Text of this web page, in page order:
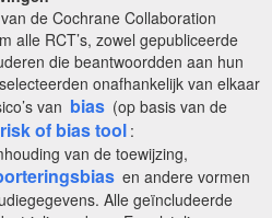
de Cochrane Collaboration
alle RCT’s, zowel gepubliceerde
die beantwoordden aan hun
onafhankelijk van elkaar
van bias (op basis van de
of bias tool :
van de toewijzing,
en andere vormen
Alle geïncludeerde